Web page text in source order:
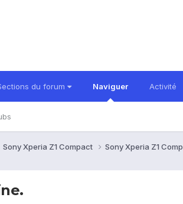
du forum Naviguer Activité
Sony Xperia Z1 Compact Sony Xperia Z1